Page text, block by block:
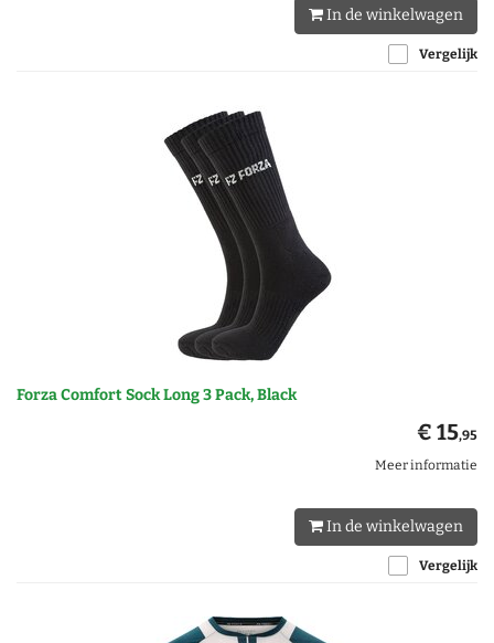
In de winkelwagen
Vergelijk
Forza Comfort Sock Long 3 Pack, Black
€ 15,95
Meer informatie
In de winkelwagen
Vergelijk